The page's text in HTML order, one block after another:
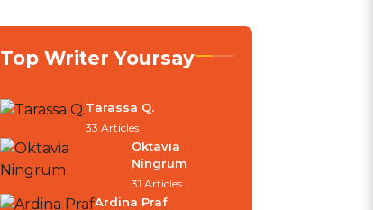
Top Writer Yoursay
Tarassa Q.
33 Articles
Oktavia
Ningrum
31 Articles
Ardina Praf